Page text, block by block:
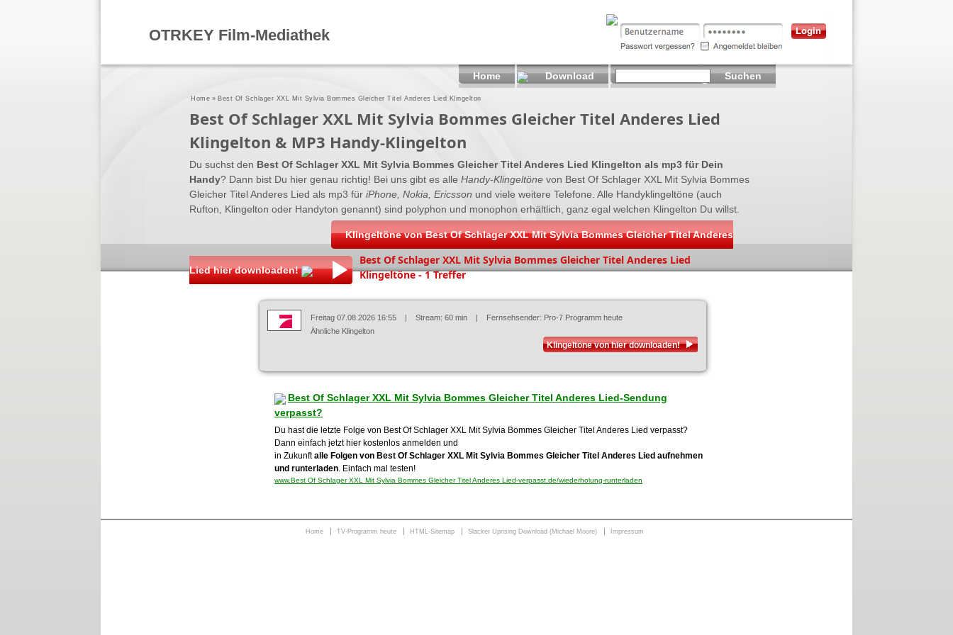
Best Of Schlager XXL Mit Sylvia Bommes Gleicher Titel Anderes Lied
Klingelton & MP3 Handy-Klingelton
Du suchst den Best Of Schlager XXL Mit Sylvia Bommes Gleicher Titel Anderes Lied Klingelton als mp3 für Dein
Handy? Dann bist Du hier genau richtig! Bei uns gibt es alle Handy-Klingeltöne von Best Of Schlager XXL Mit Sylvia Bommes
Gleicher Titel Anderes Lied als mp3 für iPhone, Nokia, Ericsson und viele weitere Telefone. Alle Handyklingeltöne (auch
Rufton, Klingelton oder Handyton genannt) sind polyphon und monophon erhältlich, ganz egal welchen Klingelton Du willst.
Klingeltöne von Best Of Schlager XXL Mit Sylvia Bommes Gleicher Titel Anderes
Lied hier downloaden!
Best Of Schlager XXL Mit Sylvia Bommes Gleicher Titel Anderes Lied
Klingeltöne - 1 Treffer
Freitag 07.08.2026 16:55 | Stream: 60 min | Fernsehsender: Pro-7 Programm heute
Ähnliche Klingelton
Klingeltöne von hier downloaden!
Best Of Schlager XXL Mit Sylvia Bommes Gleicher Titel Anderes Lied-Sendung
verpasst?
Du hast die letzte Folge von Best Of Schlager XXL Mit Sylvia Bommes Gleicher Titel Anderes Lied verpasst?
Dann einfach jetzt hier kostenlos anmelden und
in Zukunftalle Folgen von Best Of Schlager XXL Mit Sylvia Bommes Gleicher Titel Anderes Lied aufnehmen
und runterladen. Einfach mal testen!
www.Best Of Schlager XXL Mit Sylvia Bommes Gleicher Titel Anderes Lied-verpasst.de/wiederholung-runterladen
Home » Best Of Schlager XXL Mit Sylvia Bommes Gleicher Titel Anderes Lied Klingelton
OTRKEY Film-Mediathek
Home Download Suchen
Home TV-Programm heute HTML-Sitemap Slacker Uprising Download (Michael Moore) Impressum